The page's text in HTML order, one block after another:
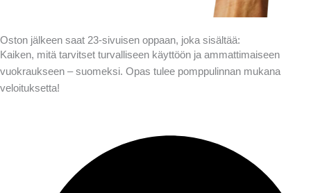
Oston jälkeen saat 23-sivuisen oppaan, joka sisältää:
Kaiken, mitä tarvitset turvalliseen käyttöön ja ammattimaiseen
vuokraukseen – suomeksi. Opas tulee pomppulinnan mukana
veloituksetta!